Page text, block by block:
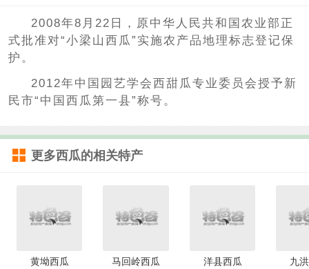
2008年8月22日，原中华人民共和国农业部正
式批准对“小梁山西瓜”实施农产品地理标志登记保
护。
2012年中国园艺学会西甜瓜专业委员会授予新
民市“中国西瓜第一县”称号。
更多西瓜的相关特产
黄坳西瓜 马回岭西瓜 洋县西瓜 九